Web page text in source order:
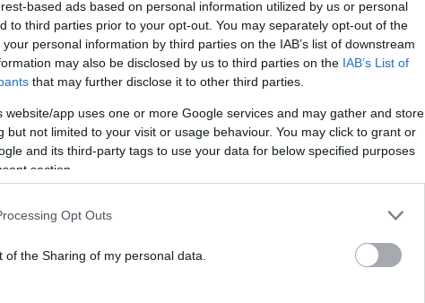
based ads based on personal information utilized by us or personal
to third parties prior to your opt-out. You may separately opt-out of the
personal information by third parties on the IAB’s list of downstream
may also be disclosed by us to third parties on the IAB’s List of
that may further disclose it to other third parties.
website/app uses one or more Google services and may gather and store
but not limited to your visit or usage behaviour. You may click to grant or
and its third-party tags to use your data for below specified purposes
section.
Opt Outs
of the Sharing of my personal data.
con el partido Sevilla-Elche. ¿Quién
saldrán los de Escribá? A continuación,
(Rekic), Sergi Gómez, Escudero
Jong, Munir, Óscar Rodríguez (Suso,